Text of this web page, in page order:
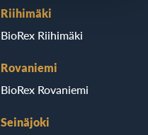
Riihimäki
BioRex Riihimäki
Rovaniemi
BioRex Rovaniemi
Seinäjoki